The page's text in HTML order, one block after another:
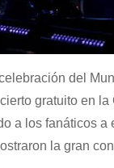
del
gratuito en
a los fanáticos
la gran